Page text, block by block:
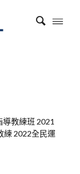
教練班 2021
練 2022全民運